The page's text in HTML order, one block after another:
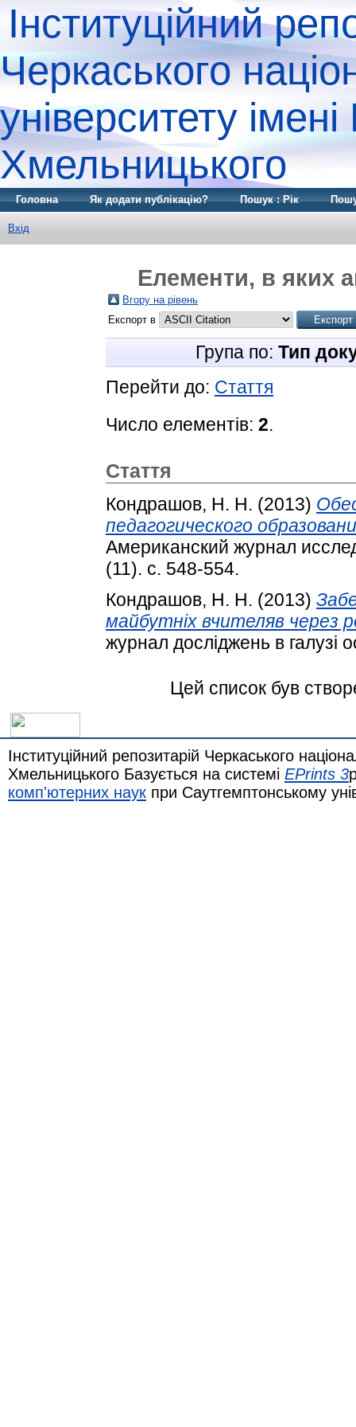
Інституційний
Черкаського
університету
Хмельницького
Головна Як додати публікацію? Пошук : Рік
Вхід
Елементи, в яких
Вгору на рівень
Експорт в
Група по: Тип
Перейти до: Стаття
Число елементів: 2.
Стаття
Кондрашов, Н. Н. (2013)
педагогического
Американский журнал
(11). с. 548-554.
Кондрашов, Н. Н. (2013)
майбутніх вчителяв через
журнал досліджень в галузі
Цей список був
Інституційний репозитарій Черкаського
Хмельницького Базується на системі EPrints 3
комп'ютерних наук при Саутгемптонському